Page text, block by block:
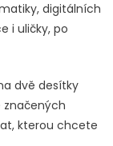
digitálních
i uličky, po
dvě desítky
kterou chcete